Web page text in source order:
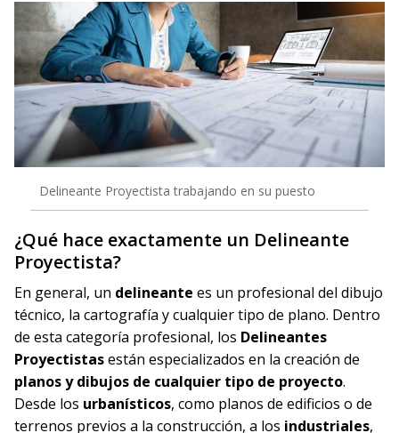
Delineante Proyectista trabajando en su puesto
¿Qué hace exactamente un Delineante
Proyectista?
En general, un delineante es un profesional del dibujo
técnico, la cartografía y cualquier tipo de plano. Dentro
de esta categoría profesional, los Delineantes
Proyectistasestán especializados en la creación de
planos y dibujos de cualquier tipo de proyecto.
Desde los urbanísticos, como planos de edificios o de
terrenos previos a la construcción, a los industriales,